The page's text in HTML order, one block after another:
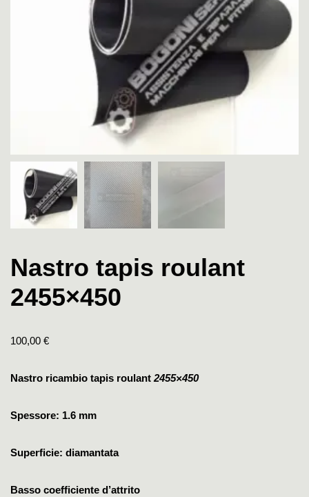
Nastro tapis roulant
2455×450
100,00 €
Nastro ricambio tapis roulant 2455×450
Spessore: 1.6 mm
Superficie: diamantata
Basso coefficiente d’attrito